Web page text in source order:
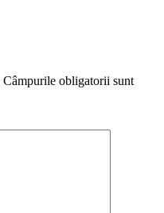
Câmpurile obligatorii sunt